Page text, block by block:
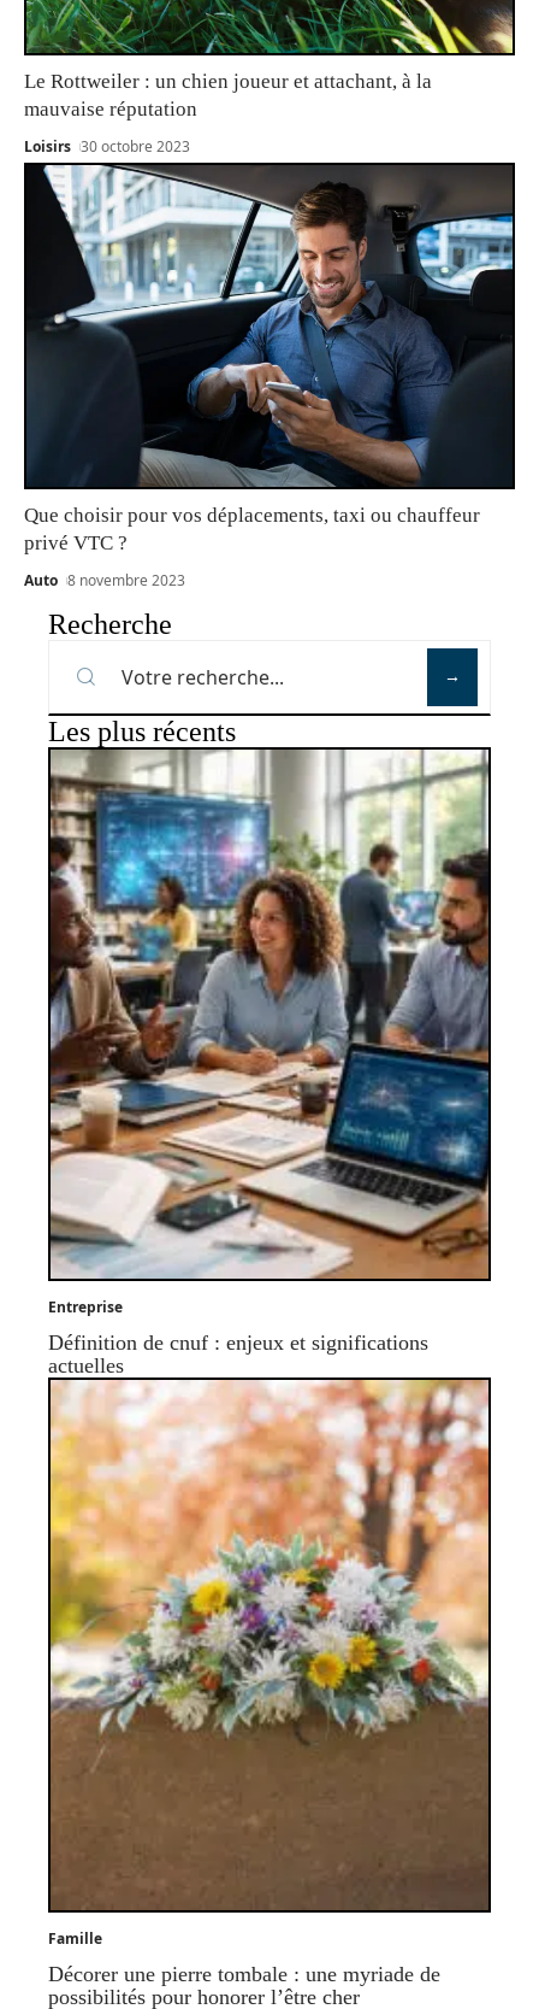
Le Rottweiler : un chien joueur et attachant, à la
mauvaise réputation
Loisirs 30 octobre 2023
Que choisir pour vos déplacements, taxi ou chauffeur
privé VTC ?
Auto 8 novembre 2023
Recherche
Les plus récents
Entreprise
Définition de cnuf : enjeux et significations
actuelles
Famille
Décorer une pierre tombale : une myriade de
possibilités pour honorer l’être cher